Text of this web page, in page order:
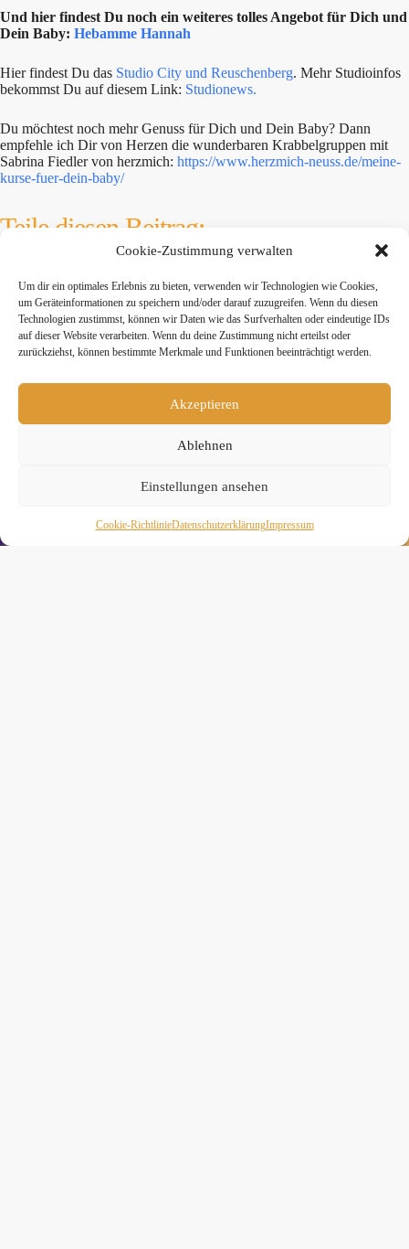
Cookie-Zustimmung verwalten
Um dir ein optimales Erlebnis zu bieten, verwenden wir Technologien wie Cookies,
um Geräteinformationen zu speichern und/oder darauf zuzugreifen. Wenn du diesen
Technologien zustimmst, können wir Daten wie das Surfverhalten oder eindeutige IDs
auf dieser Website verarbeiten. Wenn du deine Zustimmung nicht erteilst oder
zurückziehst, können bestimmte Merkmale und Funktionen beeinträchtigt werden.
Akzeptieren
Ablehnen
Einstellungen ansehen
Cookie-RichtlinieDaten­schutz­erklä­rungImpressum
Und hier findest Du noch ein weiteres tolles Angebot für Dich und
Dein Baby: Hebamme Hannah
Hier findest Du das Studio City und Reuschenberg. Mehr Studioinfos
bekommst Du auf diesem Link: Studionews.
Du möchtest noch mehr Genuss für Dich und Dein Baby? Dann
empfehle ich Dir von Herzen die wunderbaren Krabbelgruppen mit
Sabrina Fiedler von herzmich: https://www.herzmich-neuss.de/meine-
kurse-fuer-dein-baby/
Teile diesen Beitrag:
twittern teilen teilen
mitteilen merken teilen